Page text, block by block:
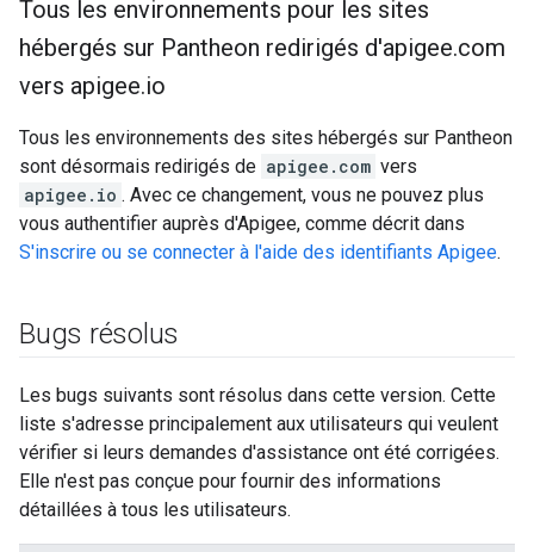
Tous les environnements pour les sites
hébergés sur Pantheon redirigés d'apigee.com
vers apigee.io
Tous les environnements des sites hébergés sur Pantheon
sont désormais redirigés de apigee.com vers
apigee.io . Avec ce changement, vous ne pouvez plus
vous authentifier auprès d'Apigee, comme décrit dans
S'inscrire ou se connecter à l'aide des identifiants Apigee.
Bugs résolus
Les bugs suivants sont résolus dans cette version. Cette
liste s'adresse principalement aux utilisateurs qui veulent
vérifier si leurs demandes d'assistance ont été corrigées.
Elle n'est pas conçue pour fournir des informations
détaillées à tous les utilisateurs.